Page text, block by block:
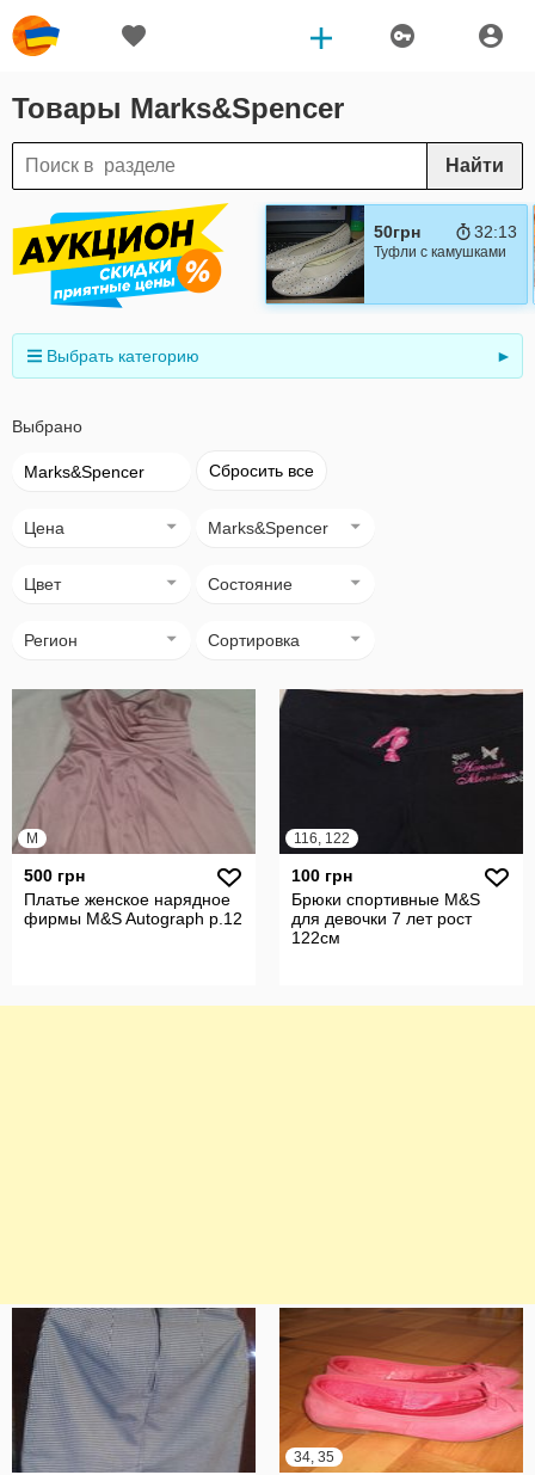
Товары Marks&Spencer
Найти
50грн 32:12
Туфли с камушками
Выбрать категорию ►
Выбрано
Marks&Spencer Сбросить все
Цена Marks&Spencer
Цвет Состояние
Регион Сортировка
M
500 грн
Платье женское нарядное
фирмы M&S Autograph р.12
116, 122
100 грн
Брюки спортивные M&S
для девочки 7 лет рост
122см
34, 35